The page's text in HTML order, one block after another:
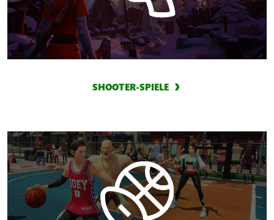
SHOOTER-SPIELE